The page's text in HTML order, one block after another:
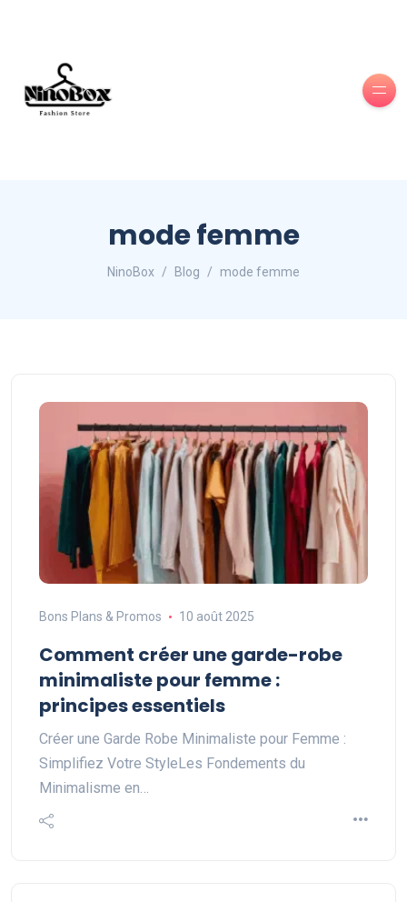
mode femme
NinoBox Blog mode femme
Bons Plans & Promos 10 août 2025
Comment créer une garde-robe
minimaliste pour femme :
principes essentiels
Créer une Garde Robe Minimaliste pour Femme :
Simplifiez Votre StyleLes Fondements du
Minimalisme en…